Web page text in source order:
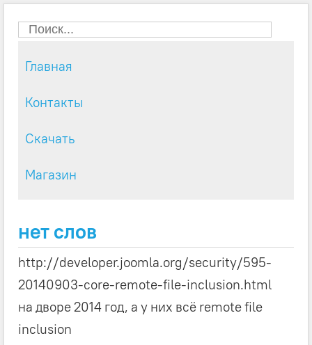
Главная
Контакты
Скачать
Магазин
нет слов
http://developer.joomla.org/security/595-
20140903-core-remote-file-inclusion.html
на дворе 2014 год, а у них всё remote file
inclusion